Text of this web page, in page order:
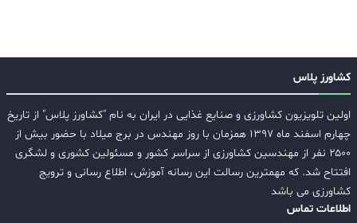
کشاورز پلاس
اولین تلویزیون کشاورزی و صنایع غذایی در ایران به نام "کشاورز پلاس" از تاریخ
چهارم اسفند ماه ۱۳۹۷ همزمان با روز مهندس در برج میلاد با حضور بیش از
۲۵۰۰ نفر از مهندسین کشاورزی از سراسر کشور و مسئولین کشوری و لشگری
افتتاح شد. که مهمترین رسالت این رسانه آموزش، اطلاع رسانی و ترویج
کشاورزی می باشد
اطلاعات تماس